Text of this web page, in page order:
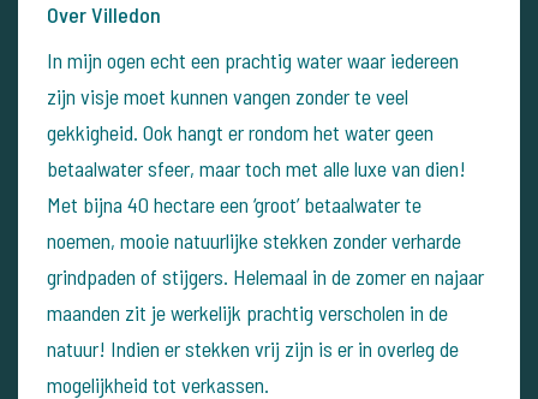
Over Villedon
In mijn ogen echt een prachtig water waar iedereen
zijn visje moet kunnen vangen zonder te veel
gekkigheid. Ook hangt er rondom het water geen
betaalwater sfeer, maar toch met alle luxe van dien!
Met bijna 40 hectare een ‘groot’ betaalwater te
noemen, mooie natuurlijke stekken zonder verharde
grindpaden of stijgers. Helemaal in de zomer en najaar
maanden zit je werkelijk prachtig verscholen in de
natuur! Indien er stekken vrij zijn is er in overleg de
mogelijkheid tot verkassen.